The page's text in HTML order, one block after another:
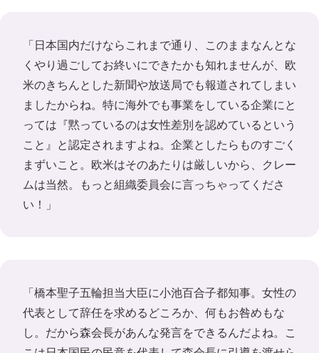
「日本国内だけならこれまで通り、このままなんとな
くやり過ごしてお終いにできたかも知れませんが、欧
米のきちんとした新聞や放送局でも報道されてしまい
ましたからね。特に海外でも事業をしている企業にと
っては『黙っているのは女性差別を認めているという
こと』と認定されますよね。企業としたらものすごく
まずいこと。欧米はそのあたりは厳しいから、クレー
ムは当然。もっと組織委員会に言っちゃってくださ
い！」
「橋本聖子五輪担当大臣に小池百合子都知事。女性の
代表として辞任を求めるどころか、何もお咎めもな
し。だから森会長があんな発言をできるんだよね。こ